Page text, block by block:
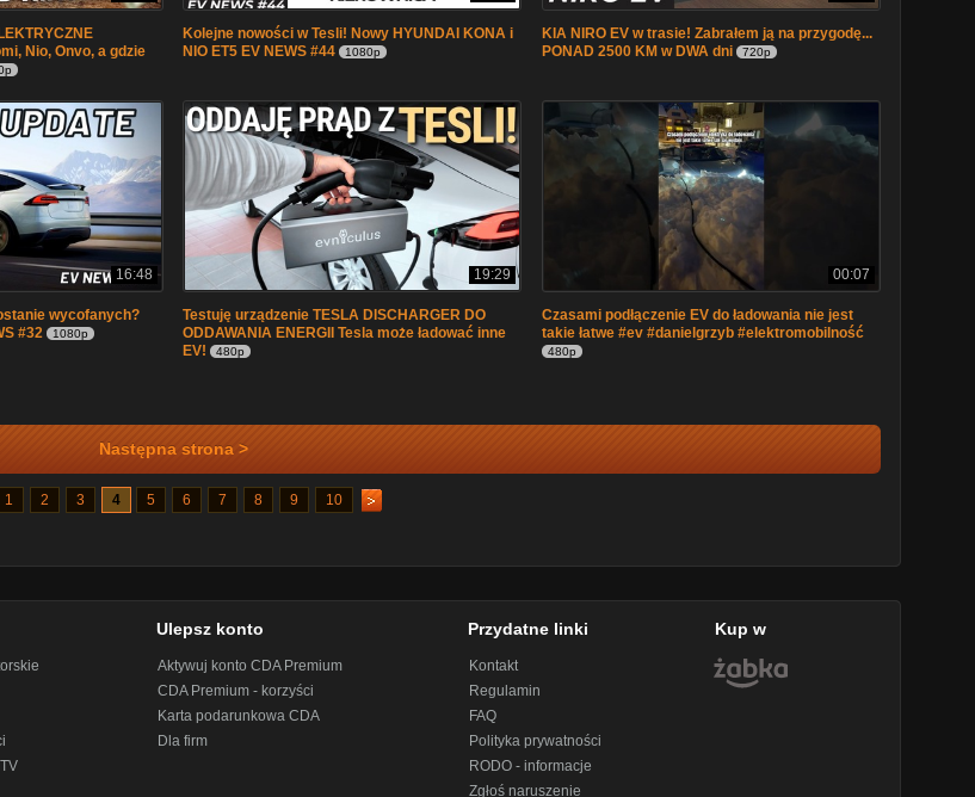
Nio, Onvo, a gdzie
Kolejne nowości w Tesli! Nowy HYUNDAI KONA i
NIO ET5 EV NEWS #44
1080p
KIA NIRO EV w trasie! Zabrałem ją na przygodę...
PONAD 2500 KM w DWA dni 720p
16:48
wycofanych?
#32
1080p
19:29
Testuję urządzenie TESLA DISCHARGER DO
ODDAWANIA ENERGII Tesla może ładować inne
EV!
480p
00:07
Czasami podłączenie EV do ładowania nie jest
takie łatwe #ev #danielgrzyb #elektromobilność
480p
Następna strona >
1 2 3 4 5 6 7 8 9 10
Ulepsz konto
Aktywuj konto CDA Premium
CDA Premium - korzyści
Karta podarunkowa CDA
Dla firm
Przydatne linki
Kontakt
Regulamin
FAQ
Polityka prywatności
RODO - informacje
Zgłoś naruszenie
Kup w